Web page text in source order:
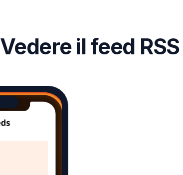
Vedere il feed